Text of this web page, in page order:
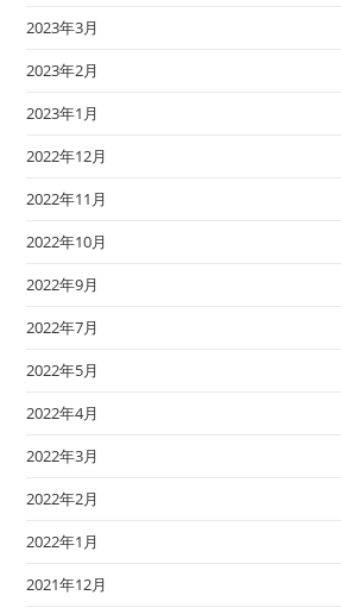
2023年3月
2023年2月
2023年1月
2022年12月
2022年11月
2022年10月
2022年9月
2022年7月
2022年5月
2022年4月
2022年3月
2022年2月
2022年1月
2021年12月